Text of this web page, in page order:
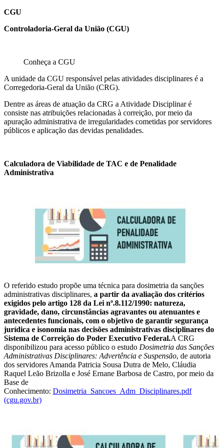
CGU
Controladoria-Geral da União (CGU)
Conheça a CGU
A unidade da CGU responsável pelas atividades disciplinares é a
Corregedoria-Geral da União (CRG).
Dentre as áreas de atuação da CRG a Atividade Disciplinar é
consiste nas atribuições relacionadas à correição, por meio da
apuração administrativa de irregularidades cometidas por servidores
públicos e aplicação das devidas penalidades.
Calculadora de Viabilidade de TAC e de Penalidade
Administrativa
O referido estudo propõe uma técnica para dosimetria da sanções
administrativas disciplinares, a partir da avaliação dos critérios
exigidos pelo artigo 128 da Lei nº.8.112/1990: natureza,
gravidade, dano, circunstâncias agravantes ou atenuantes e
antecedentes funcionais, com o objetivo de garantir segurança
jurídica e isonomia nas decisões administrativas disciplinares do
Sistema de Correição do Poder Executivo Federal.A CRG
disponibilizou para acesso público o estudo Dosimetria das Sanções
Administrativas Disciplinares: Advertência e Suspensão, de autoria
dos servidores Amanda Patricia Sousa Dutra de Melo, Cláudia
Raquel Leão Brizolla e José Ernane Barbosa de Castro, por meio da
Base de
Conhecimento: Dosimetria_Sancoes_Adm_Disciplinares.pdf
(cgu.gov.br)